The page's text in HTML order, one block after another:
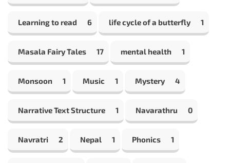
Learning to read 6 life cycle of a butterfly 1
Masala Fairy Tales 17 mental health 1
Monsoon 1 Music 1 Mystery 4
Narrative Text Structure 1 Navarathru 0
Navratri 2 Nepal 1 Phonics 1